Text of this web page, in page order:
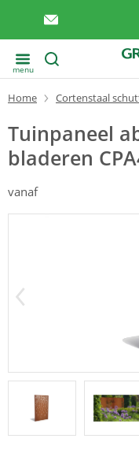
menu
Home Cortenstaal
Tuinpaneel
bladeren
vanaf